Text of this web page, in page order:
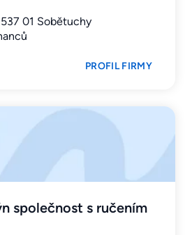
01 Sobětuchy
PROFIL FIRMY
společnost s ručením